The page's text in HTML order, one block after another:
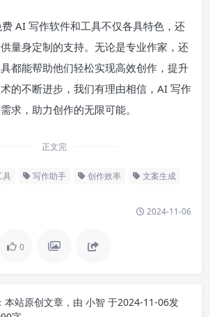
AI 写作软件和工具不仅各具特色，还
量身定制的支持。无论是专业作家，还
都能帮助他们轻松实现高效创作，提升
的不断进步，我们有理由相信，AI 写作
求，助力创作的无限可能。
正文完
具 写作助手 创作效率 文案生成
2024-11-06
0
本站原创文章，由 小智 于2024-11-06发